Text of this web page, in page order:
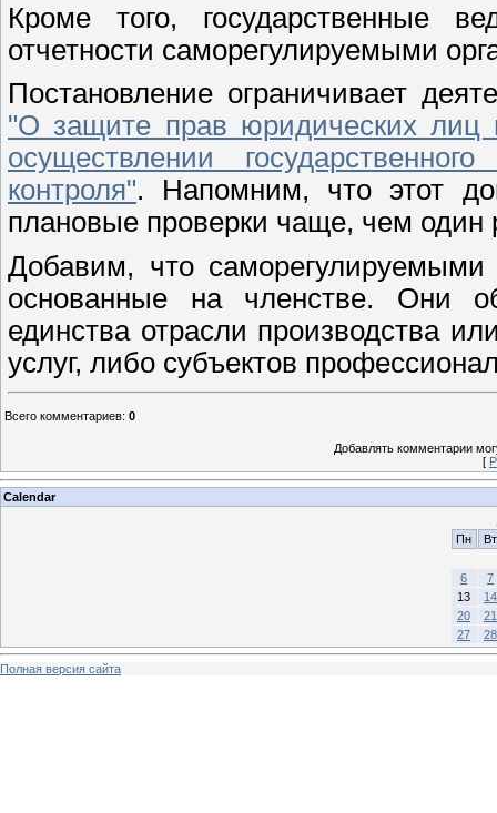
Кроме того, государственные
отчетности саморегулируемыми
Постановление ограничивает
"О защите прав юридических лиц
осуществлении
контроля". Напомним, что этот
плановые проверки чаще, чем один
Добавим, что
основанные на членстве. Они
единства отрасли производства
услуг, либо субъектов
Всего комментариев: 0
Добавлять комментарии
[
Calendar
Пн
Вт
6
7
13
14
20
21
27
28
Полная версия сайта